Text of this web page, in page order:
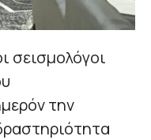
σεισμολόγοι
την